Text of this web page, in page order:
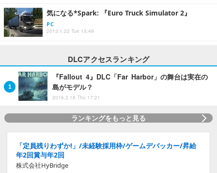
気になる*Spark: 『Euro Truck Simulator 2』
PC
2013.1.22 Tue 15:49
DLCアクセスランキング
『Fallout 4』DLC「Far Harbor」の舞台は実在の
島がモデル？
2016.2.18 Thu 17:21
ランキングをもっと見る
「定員残りわずか!」/未経験採用枠/ゲームデバッカー/昇給
年2回賞与年2回
株式会社HyBridge